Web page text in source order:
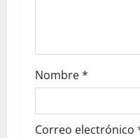
Nombre*
Correo electrónico